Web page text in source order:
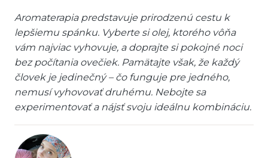
Aromaterapia predstavuje prirodzenú cestu k
lepšiemu spánku. Vyberte si olej, ktorého vôňa
vám najviac vyhovuje, a doprajte si pokojné noci
bez počítania ovečiek. Pamätajte však, že každý
človek je jedinečný – čo funguje pre jedného,
nemusí vyhovovať druhému. Nebojte sa
experimentovať a nájsť svoju ideálnu kombináciu.